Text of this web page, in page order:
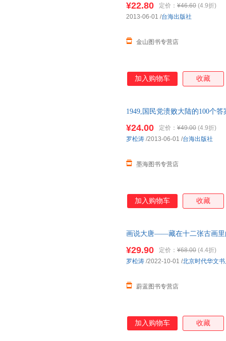
¥22.80 定价： ¥46.60 (4.9折)
金山图书专营店
2013-06-01 /台海出版社
加入购物车 收藏
1949,国民党溃败大陆的100个
¥24.00 定价： ¥49.00 (4.9折)
墨海图书专营店
罗松涛 /2013-06-01 /台海出版社
加入购物车 收藏
画说大唐——藏在十二张古画里
¥29.90 定价： ¥68.00 (4.4折)
蔚蓝图书专营店
罗松涛 /2022-10-01 /北京时代华文
加入购物车 收藏